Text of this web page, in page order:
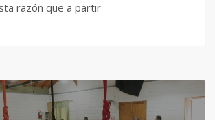
razón que a partir